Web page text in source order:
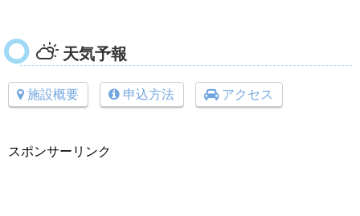
天気予報
施設概要 申込方法 アクセス
スポンサーリンク